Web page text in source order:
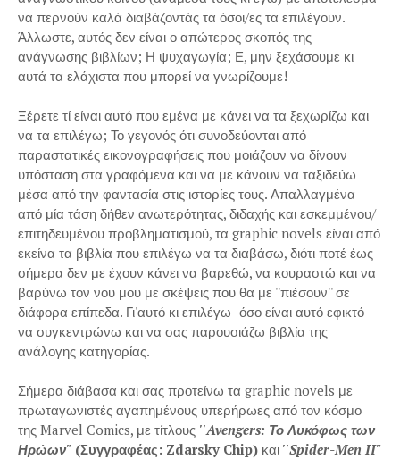
να περνούν καλά διαβάζοντάς τα όσοι/ες τα επιλέγουν.
Άλλωστε, αυτός δεν είναι ο απώτερος σκοπός της
ανάγνωσης βιβλίων; Η ψυχαγωγία; Ε, μην ξεχάσουμε κι
αυτά τα ελάχιστα που μπορεί να γνωρίζουμε!
Ξέρετε τί είναι αυτό που εμένα με κάνει να τα ξεχωρίζω και
να τα επιλέγω; Το γεγονός ότι συνοδεύονται από
παραστατικές εικονογραφήσεις που μοιάζουν να δίνουν
υπόσταση στα γραφόμενα και να με κάνουν να ταξιδεύω
μέσα από την φαντασία στις ιστορίες τους. Απαλλαγμένα
από μία τάση δήθεν ανωτερότητας, διδαχής και εσκεμμένου/
επιτηδευμένου προβληματισμού, τα graphic novels είναι από
εκείνα τα βιβλία που επιλέγω να τα διαβάσω, διότι ποτέ έως
σήμερα δεν με έχουν κάνει να βαρεθώ, να κουραστώ και να
βαρύνω τον νου μου με σκέψεις που θα με ''πιέσουν'' σε
διάφορα επίπεδα. Γι'αυτό κι επιλέγω -όσο είναι αυτό εφικτό-
να συγκεντρώνω και να σας παρουσιάζω βιβλία της
ανάλογης κατηγορίας.
Σήμερα διάβασα και σας προτείνω τα graphic novels με
πρωταγωνιστές αγαπημένους υπερήρωες από τον κόσμο
της Marvel Comics, με τίτλους ''Avengers: Το Λυκόφως των
Ηρώων" (Συγγραφέας: Zdarsky Chip) και ''Spider-Men II"